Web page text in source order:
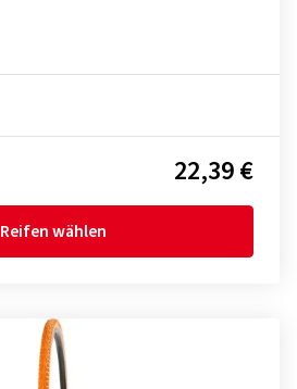
22,39 €
Reifen wählen